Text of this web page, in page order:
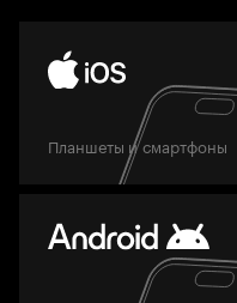
Планшеты и смартфоны